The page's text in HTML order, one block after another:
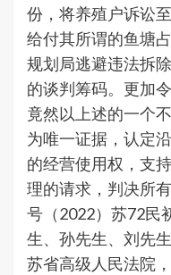
份，将养殖户诉讼
给付其所谓的鱼塘
规划局逃避违法拆
的谈判筹码。更加
竟然以上述的一个
为唯一证据，认定
的经营使用权，支
理的请求，判决所
号（2022）苏72民
生、孙先生、刘先
苏省高级人民法院